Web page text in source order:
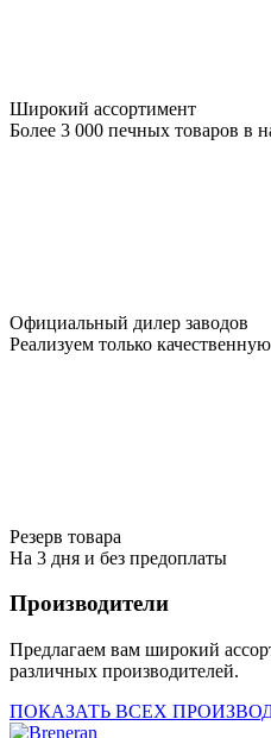
Широкий ассортимент
Более 3 000 печных товаров в
Официальный дилер заводов
Реализуем только
Резерв товара
На 3 дня и без предоплаты
Производители
Предлагаем вам широкий
различных производителей.
ПОКАЗАТЬ ВСЕХ